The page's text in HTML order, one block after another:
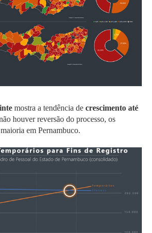
mostra a tendência de crescimento até
houver reversão do processo, os
em Pernambuco.